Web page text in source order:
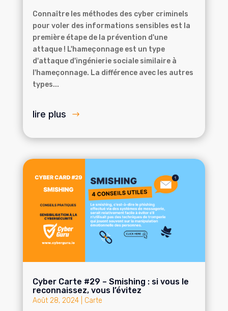
Connaître les méthodes des cyber criminels
pour voler des informations sensibles est la
première étape de la prévention d'une
attaque ! L'hameçonnage est un type
d'attaque d'ingénierie sociale similaire à
l'hameçonnage. La différence avec les autres
types...
lire plus
Cyber Carte #29 – Smishing : si vous le
reconnaissez, vous l’évitez
Août 28, 2024| Carte